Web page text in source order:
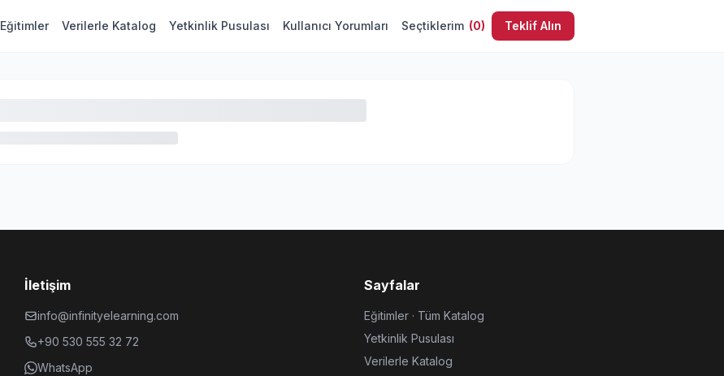
Eğitimler Verilerle Katalog Yetkinlik Pusulası Kullanıcı Yorumları Seçtiklerim (0) Teklif Alın
İletişim
info@infinityelearning.com
+90 530 555 32 72
WhatsApp
Sayfalar
Eğitimler · Tüm Katalog
Yetkinlik Pusulası
Verilerle Katalog